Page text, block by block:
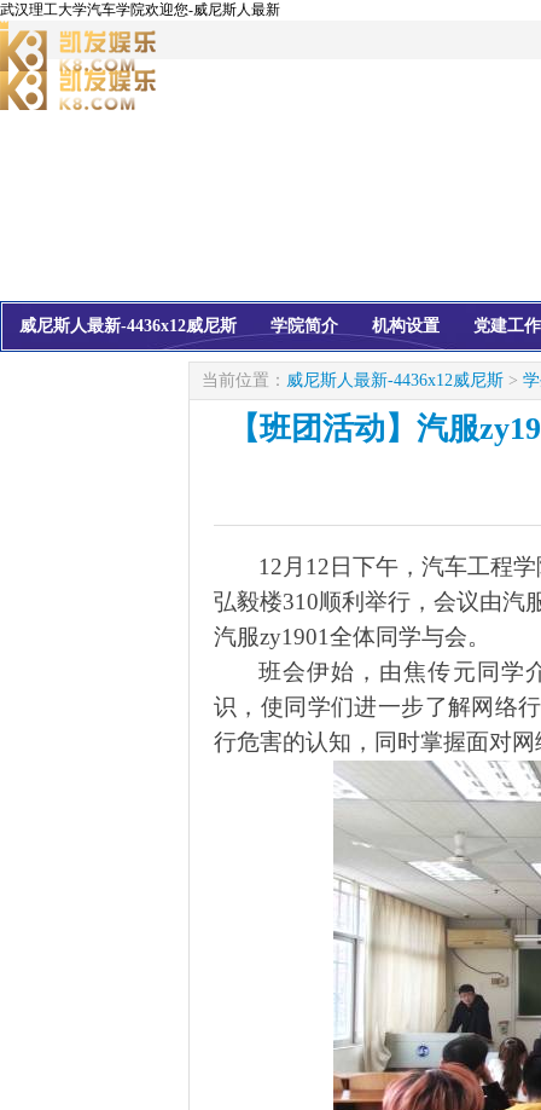
武汉理工大学汽车学院欢迎您-威尼斯人最新
威尼斯人最新-4436x12威尼斯 学院简介 机构设置 党建工作
当前位置： 威尼斯人最新-4436x12威尼斯 >
【班团活动】汽服
12月12日下午 ，汽车工程
弘毅楼310顺利举行，会议由汽
汽服zy1901全体同学与会。
班会伊始，由焦传元同学
识，使同学们进一步了解网络
行危害的认知，同时掌握面对